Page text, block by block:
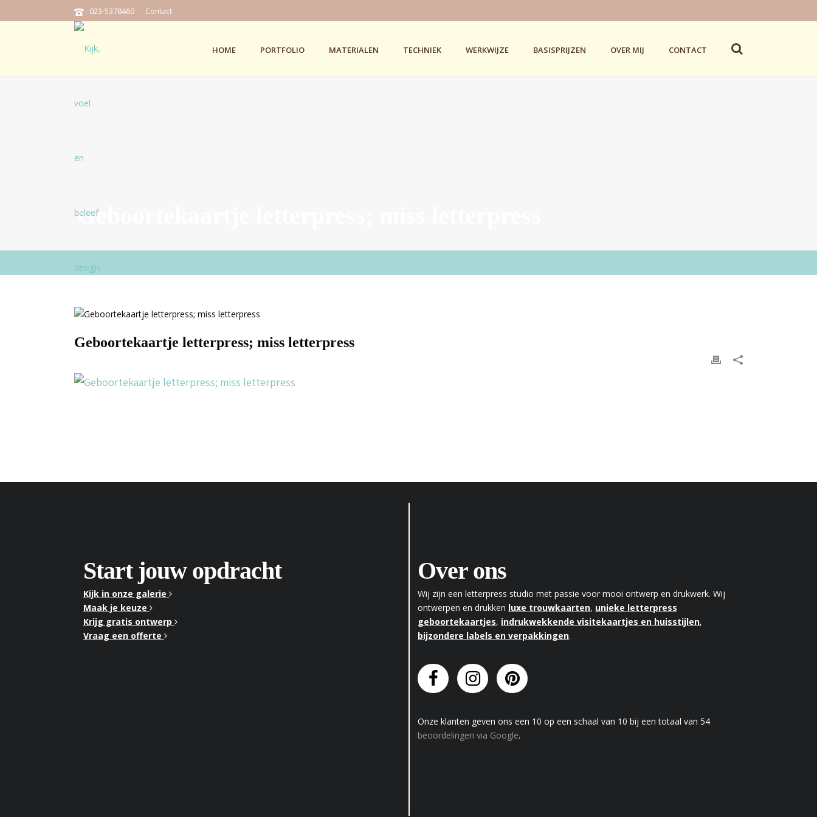
023-5378460 Contact
HOME PORTFOLIO MATERIALEN TECHNIEK WERKWIJZE BASISPRIJZEN OVER MIJ CONTACT
Geboortekaartje letterpress; miss letterpress
Geboortekaartje letterpress; miss letterpress
Start jouw opdracht
Kijk in onze galerie
Maak je keuze
Krijg gratis ontwerp
Vraag een offerte
Over ons
Wij zijn een letterpress studio met passie voor mooi ontwerp en drukwerk. Wij
ontwerpen en drukken luxe trouwkaarten, unieke letterpress
geboortekaartjes, indrukwekkende visitekaartjes en huisstijlen,
bijzondere labels en verpakkingen.
Onze klanten geven ons een 10 op een schaal van 10 bij een totaal van 54
beoordelingen via Google.